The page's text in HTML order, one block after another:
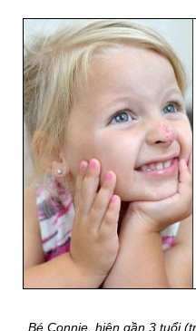
Bé Connie, hiện gần 3 tuổi